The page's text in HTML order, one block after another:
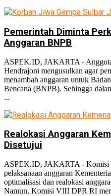
Pemerintah Diminta
Anggaran BNPB
ASPEK.ID, JAKARTA -
Hendrajoni mengusulkan agar
menambah anggaran untuk
Bencana (BNPB). Sehingga
...
Realokasi Anggaran
Disetujui
ASPEK.ID, JAKARTA - Komisi
pelaksanaan anggaran
optimalisasi dan realokasi
Namun, Komisi VIII DPR RI